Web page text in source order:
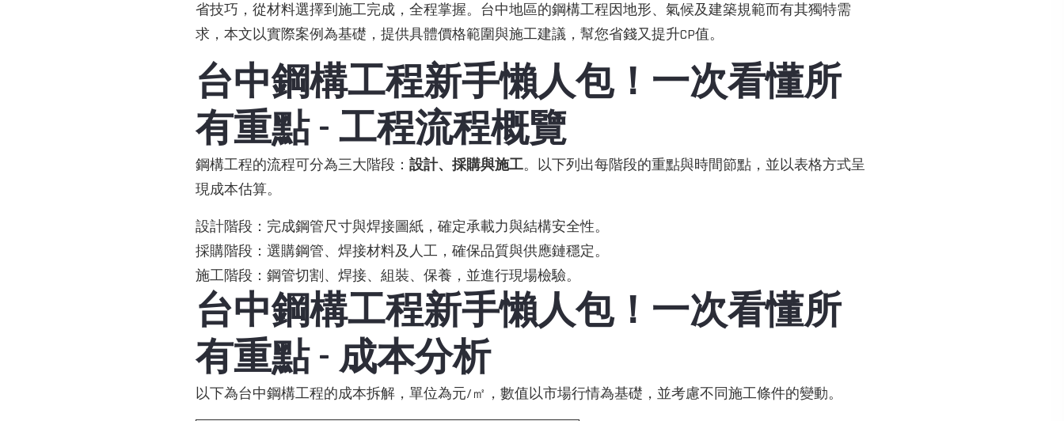
省技巧，從材料選擇到施工完成，全程掌握。台中地區的鋼構工程因地形、氣候及建築規範而有其獨特需
求，本文以實際案例為基礎，提供具體價格範圍與施工建議，幫您省錢又提升CP值。
台中鋼構工程新手懶人包！一次看懂所
有重點 - 工程流程概覽
鋼構工程的流程可分為三大階段： 設計、採購與施工。以下列出每階段的重點與時間節點，並以表格方式呈
現成本估算。
設計階段：完成鋼管尺寸與焊接圖紙，確定承載力與結構安全性。
採購階段：選購鋼管、焊接材料及人工，確保品質與供應鏈穩定。
施工階段：鋼管切割、焊接、組裝、保養，並進行現場檢驗。
台中鋼構工程新手懶人包！一次看懂所
有重點 - 成本分析
以下為台中鋼構工程的成本拆解，單位為元/㎡，數值以市場行情為基礎，並考慮不同施工條件的變動。